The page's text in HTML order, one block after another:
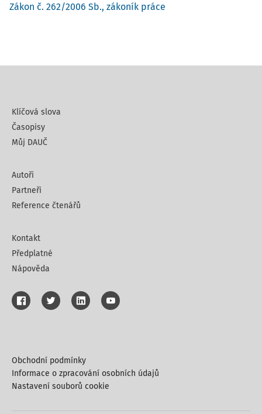
Zákon č. 262/2006 Sb., zákoník práce
Klíčová slova
Časopisy
Můj DAUČ
Autoři
Partneři
Reference čtenářů
Kontakt
Předplatné
Nápověda
Obchodní podmínky
Informace o zpracování osobních údajů
Nastavení souborů cookie